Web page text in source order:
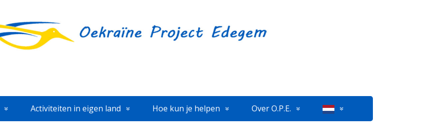
Activiteiten in eigen land Hoe kun je helpen Over O.P.E.